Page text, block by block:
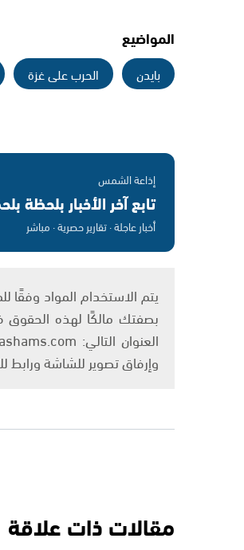
المواضيع
بايدن الحرب على غزة
إذاعة الشمس
تابع آخر الأخبار بلحظة
أخبار عاجلة · تقارير حصرية · مباشر
بصفتك مالكًا لهذه الحقوق
وإرفاق تصوير للشاشة
مقالات ذات علاقة